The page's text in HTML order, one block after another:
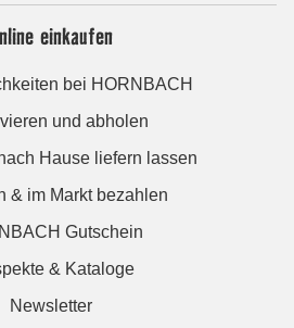
einkaufen
bei HORNBACH
und abholen
Hause liefern lassen
& im Markt bezahlen
Gutschein
& Kataloge
Newsletter